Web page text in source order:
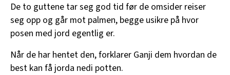
De to guttene tar seg god tid før de omsider reiser
seg opp og går mot palmen, begge usikre på hvor
posen med jord egentlig er.
Når de har hentet den, forklarer Ganji dem hvordan de
best kan få jorda nedi potten.